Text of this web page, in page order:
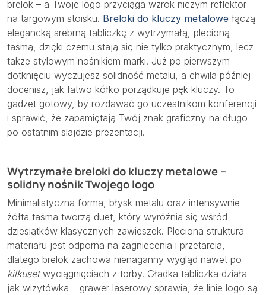
brelok – a Twoje logo przyciąga wzrok niczym reflektor
na targowym stoisku. Breloki do kluczy metalowe łączą
elegancką srebrną tabliczkę z wytrzymałą, plecioną
taśmą, dzięki czemu stają się nie tylko praktycznym, lecz
także stylowym nośnikiem marki. Już po pierwszym
dotknięciu wyczujesz solidność metalu, a chwila później
docenisz, jak łatwo kółko porządkuje pęk kluczy. To
gadżet gotowy, by rozdawać go uczestnikom konferencji
i sprawić, że zapamiętają Twój znak graficzny na długo
po ostatnim slajdzie prezentacji.
Wytrzymałe breloki do kluczy metalowe –
solidny nośnik Twojego logo
Minimalistyczna forma, błysk metalu oraz intensywnie
żółta taśma tworzą duet, który wyróżnia się wśród
dziesiątków klasycznych zawieszek. Pleciona struktura
materiału jest odporna na zagniecenia i przetarcia,
dlatego brelok zachowa nienaganny wygląd nawet po
kilkusetwyciągnięciach z torby. Gładka tabliczka działa
jak wizytówka – grawer laserowy sprawia, że linie logo są